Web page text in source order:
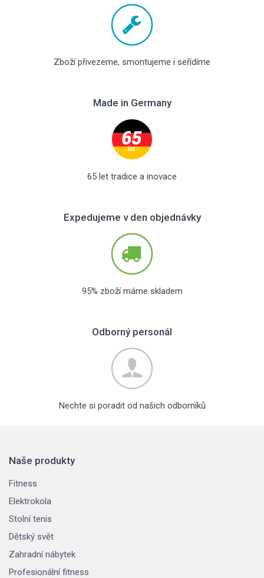
Zboží přivezeme, smontujeme i seřídíme
Made in Germany
65 let tradice a inovace
Expedujeme v den objednávky
95% zboží máme skladem
Odborný personál
Nechte si poradit od našich odborníků
Naše produkty
Fitness
Elektrokola
Stolní tenis
Dětský svět
Zahradní nábytek
Profesionální fitness